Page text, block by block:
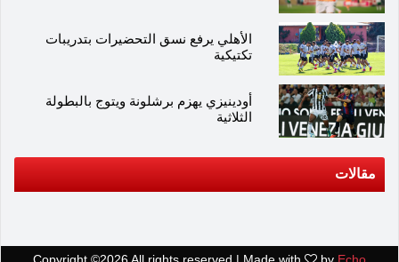
الأهلي يرفع نسق التحضيرات بتدريبات
تكتيكية
أودينيزي يهزم برشلونة ويتوج بالبطولة
الثلاثية
مقالات